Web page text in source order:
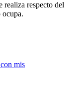
realiza respecto del
ocupa.